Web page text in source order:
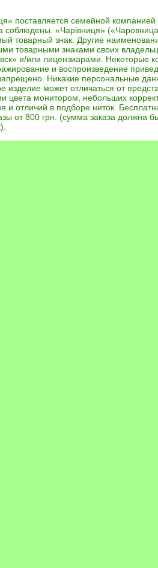
поставляется семейной компанией
соблюдены. «Чарівниця»
товарный знак. Другие
товарными знаками своих
и/или лицензиарами. Некоторые
и воспроизведение
Никакие персональные
изделие может отличаться от
цвета монитором, небольших
и отличий в подборе ниток.
от 800 грн. (сумма заказа должна